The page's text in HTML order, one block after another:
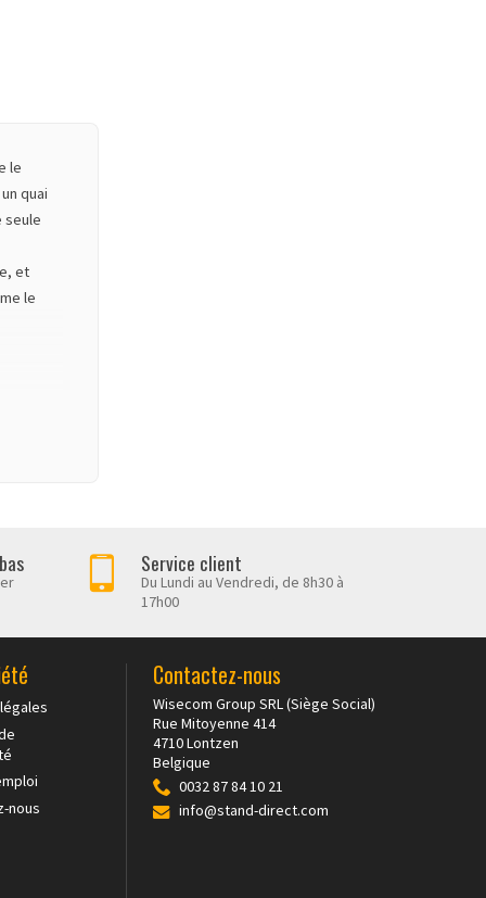
le
quai
seule
et
le
Service client
Du Lundi au Vendredi, de 8h30 à
17h00
nous
Contactez-nous
Wisecom Group SRL (Siège Social)
Rue Mitoyenne 414
4710 Lontzen
Belgique
0032 87 84 10 21
info@stand-direct.com